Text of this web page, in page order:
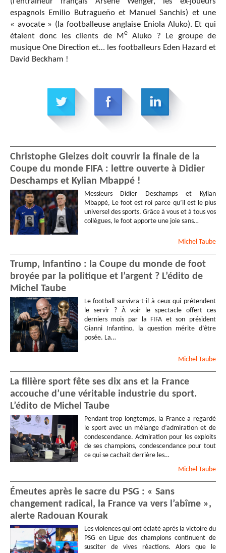
espagnols Emilio Butragueño et Manuel Sanchis) et une
« avocate » (la footballeuse anglaise Eniola Aluko). Et qui
étaient donc les clients de M e Aluko ? Le groupe de
musique One Direction et… les footballeurs Eden Hazard et
David Beckham !
Christophe Gleizes doit couvrir la finale de la
Coupe du monde FIFA : lettre ouverte à Didier
Deschamps et Kylian Mbappé !
Messieurs Didier Deschamps et Kylian
Mbappé, Le foot est roi parce qu’il est le plus
universel des sports. Grâce à vous et à tous vos
collègues, le foot apporte une joie sans…
Michel Taube
Trump, Infantino : la Coupe du monde de foot
broyée par la politique et l’argent ? L’édito de
Michel Taube
Le football survivra-t-il à ceux qui prétendent
le servir ? À voir le spectacle offert ces
derniers mois par la FIFA et son président
Gianni Infantino, la question mérite d’être
posée. La…
Michel Taube
La filière sport fête ses dix ans et la France
accouche d’une véritable industrie du sport.
L’édito de Michel Taube
Pendant trop longtemps, la France a regardé
le sport avec un mélange d’admiration et de
condescendance. Admiration pour les exploits
de ses champions, condescendance pour tout
ce qui se cachait derrière les…
Michel Taube
Émeutes après le sacre du PSG : « Sans
changement radical, la France va vers l’abîme »,
alerte Radouan Kourak
Les violences qui ont éclaté après la victoire du
PSG en Ligue des champions continuent de
susciter de vives réactions. Alors que le